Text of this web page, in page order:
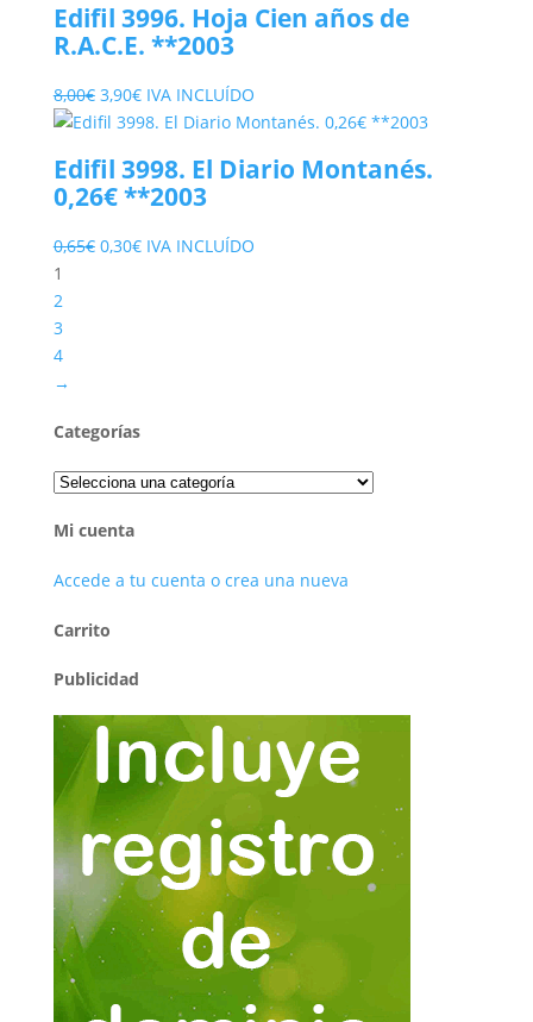
era:
0,65€.
es:
0,30€.
Edifil 3996. Hoja Cien años de
R.A.C.E. **2003
8,00€ El
precio
era:
8,00€.
3,90€El
precio
es:
3,90€.
IVA INCLUÍDO
Edifil 3998. El Diario Montanés.
0,26€ **2003
0,65€ El
0,30€ElIVA INCLUÍDO
1
2
3
4
→
Categorías
Mi cuenta
Accede a tu cuenta o crea una nueva
Carrito
Publicidad